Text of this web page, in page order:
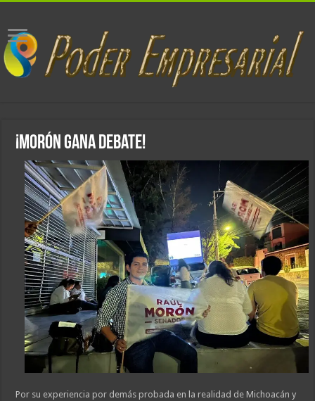
¡Morón Gana Debate!
Por su experiencia por demás probada en la realidad de Michoacán y